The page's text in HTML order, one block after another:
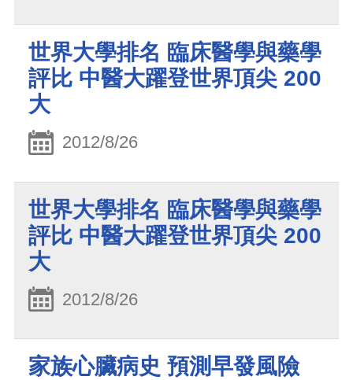
世界大學排名 臨床醫學與藥學
評比 中醫大躍登世界頂尖 200
大
2012/8/26
世界大學排名 臨床醫學與藥學
評比 中醫大躍登世界頂尖 200
大
2012/8/26
家族心臟病史 預測早發風險